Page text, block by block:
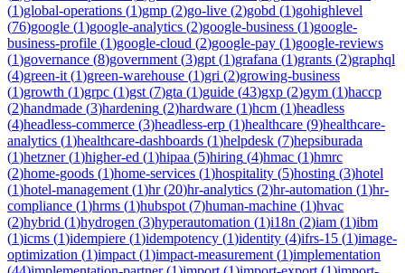
(1)global-operations (1)gmp (2)go-live (2)gobd (1)gohighlevel
(76)google (1)google-analytics (2)google-business (1)google-
business-profile (1)google-cloud (2)google-pay (1)google-reviews
(1)governance (8)government (3)gpt (1)grafana (1)grants (2)graphql
(4)green-it (1)green-warehouse (1)gri (2)growing-business
(1)growth (1)grpc (1)gst (7)gta (1)guide (43)gxp (2)gym (1)haccp
(2)handmade (3)hardening (2)hardware (1)hcm (1)headless
(4)headless-commerce (3)headless-erp (1)healthcare (9)healthcare-
analytics (1)healthcare-dashboards (1)helpdesk (7)hepsiburada
(1)hetzner(1)higher-ed (1)hipaa (5)hiring (4)hmac (1)hmrc
(2)home-goods (1)home-services (1)hospitality (5)hosting (3)hotel
(1)hotel-management (1)hr(20)hr-analytics (2)hr-automation (1)hr-
compliance (1)hrms (1)hubspot (7)human-machine (1)hvac
(2)hybrid (1)hydrogen (3)hyperautomation (1)i18n (2)iam (1)ibm
(1)icms (1)idempiere (1)idempotency (1)identity (4)ifrs-15 (1)image-
optimization (1)impact (1)impact-measurement (1)implementation